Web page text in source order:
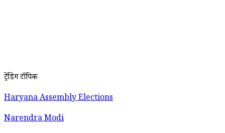
ट्रेंडिंग टॉपिक
Haryana Assembly Elections
Narendra Modi